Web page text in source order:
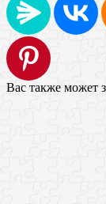
Вас также может